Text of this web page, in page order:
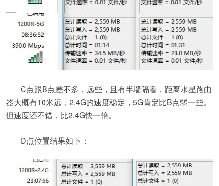
C点跟B点差不多，远些，且有半墙隔着，距离水星路由
器大概有10米远，2.4G的速度稳定，5G肯定比B点弱一些。
但速度还不错，比2.4G快一倍。
D点位置结果如下：